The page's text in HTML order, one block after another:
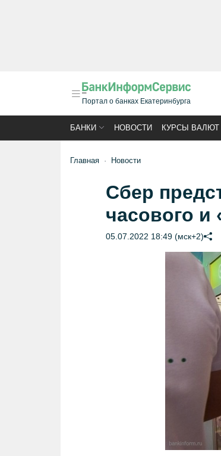
Портал о банках Екатеринбурга
БАНКИ НОВОСТИ КУРСЫ ВАЛЮТ
Главная Новости
Сбер
часового
05.07.2022 18:49 (мск+2)